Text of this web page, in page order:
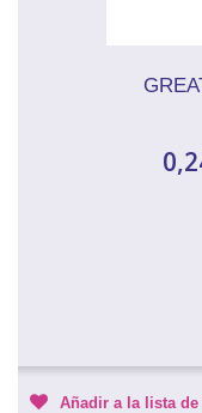
Añadir a la lista de